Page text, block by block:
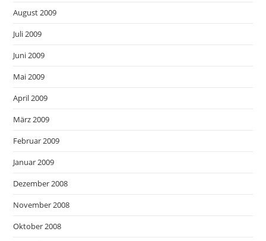
August 2009
Juli 2009
Juni 2009
Mai 2009
April 2009
März 2009
Februar 2009
Januar 2009
Dezember 2008
November 2008
Oktober 2008